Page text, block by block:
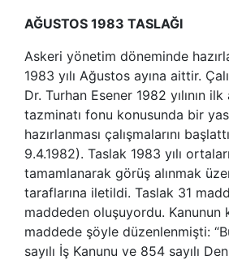
AĞUSTOS 1983 TASLAĞI
Askeri yönetim döneminde
1983 yılı Ağustos ayına aittir.
Dr. Turhan Esener 1982 yılının ilk
tazminatı fonu konusunda bir
hazırlanması çalışmalarını
9.4.1982). Taslak 1983 yılı
tamamlanarak görüş alınmak
taraflarına iletildi. Taslak 31
maddeden oluşuyordu. Kanunun
maddede şöyle düzenlenmişti:
sayılı İş Kanunu ve 854 sayılı